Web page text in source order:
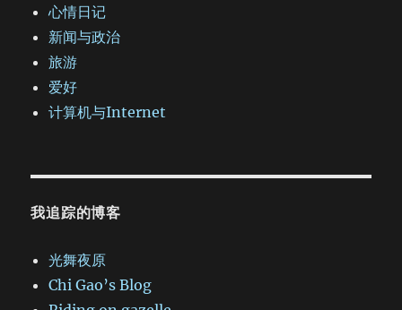
心情日记
新闻与政治
旅游
爱好
计算机与Internet
我追踪的博客
光舞夜原
Chi Gao’s Blog